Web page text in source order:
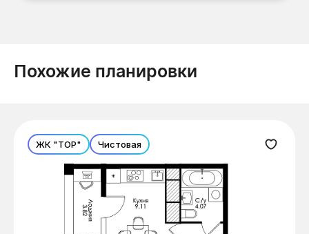
Похожие планировки
ЖК "ТОР" Чистовая